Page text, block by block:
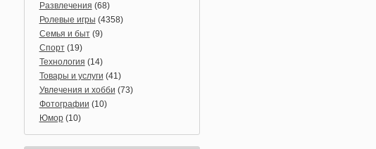
Развлечения (68)
Ролевые игры (4358)
Семья и быт(9)
Спорт(19)
Технология (14)
Товары и услуги (41)
Увлечения и хобби (73)
Фотографии (10)
Юмор(10)